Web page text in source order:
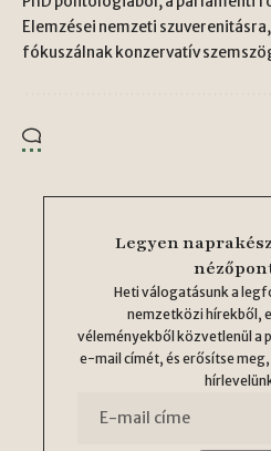
Elemzései nemzeti
fókuszálnak konzervatív
Legyen
Heti válogatásunk a
nemzetközi hírekből,
véleményekből közvetlenül a
e-mail címét, és erősítse